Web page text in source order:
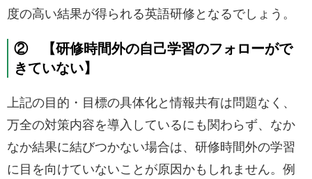
度の高い結果が得られる英語研修となるでしょう。
② 【研修時間外の自己学習のフォローがで
きていない】
上記の目的・目標の具体化と情報共有は問題なく、
万全の対策内容を導入しているにも関わらず、なか
なか結果に結びつかない場合は、研修時間外の学習
に目を向けていないことが原因かもしれません。例